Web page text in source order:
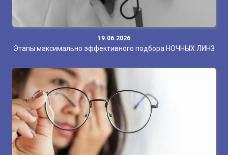
19.06.2026
Этапы максимально эффективного подбора НОЧНЫХ ЛИНЗ